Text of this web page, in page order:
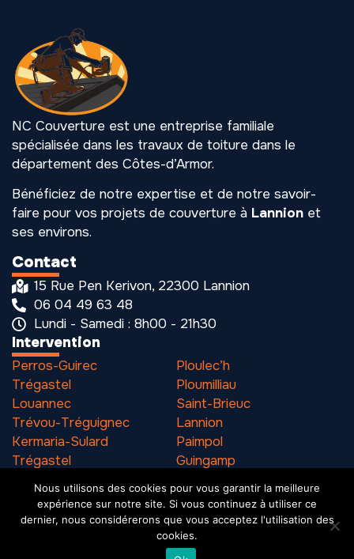
NC Couverture est une entreprise familiale
spécialisée dans les travaux de toiture dans le
département des Côtes-d’Armor.
Bénéficiez de notre expertise et de notre savoir-
faire pour vos projets de couverture à Lannion et
ses environs.
Intervention
Perros-Guirec
Trégastel
Louannec
Trévou-Tréguignec
Kermaria-Sulard
Trégastel
Pleumeur-Bodou
Ploulec’h
Ploumilliau
Saint-Brieuc
Lannion
Paimpol
Guingamp
Contact
15 Rue Pen Kerivon, 22300 Lannion
06 04 49 63 48
Lundi - Samedi : 8h00 - 21h30
Mention légalesSIREN 531 216 901
Nous utilisons des cookies pour vous garantir la meilleure
expérience sur notre site. Si vous continuez à utiliser ce
dernier, nous considérerons que vous acceptez l'utilisation des
cookies.